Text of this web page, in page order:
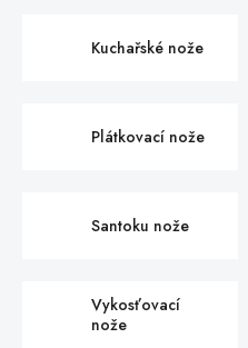
Kuchařské nože
Plátkovací nože
Santoku nože
Vykosťovací
nože